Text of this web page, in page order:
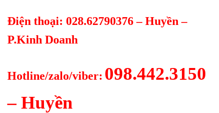
Điện thoại: 028.62790376 – Huyền –
P.Kinh Doanh
Hotline/zalo/viber: 098.442.3150
– Huyền